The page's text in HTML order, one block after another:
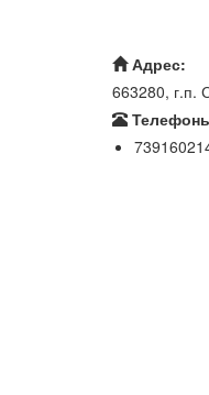
Адрес:
663280, г.п.